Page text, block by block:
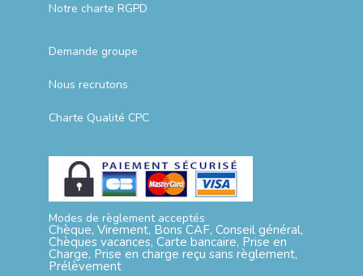
Notre charte RGPD
Demande groupe
Nous recrutons
Charte Qualité CPC
Modes de règlement acceptés
Chèque, Virement, Bons CAF, Conseil général,
Chèques vacances, Carte bancaire, Prise en
Charge, Prise en charge reçu sans règlement,
Prélèvement